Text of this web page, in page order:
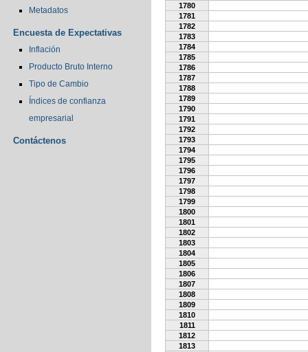
Metadatos
Encuesta de Expectativas
Inflación
Producto Bruto Interno
Tipo de Cambio
Índices de confianza
empresarial
Contáctenos
1780
1781
1782
1783
1784
1785
1786
1787
1788
1789
1790
1791
1792
1793
1794
1795
1796
1797
1798
1799
1800
1801
1802
1803
1804
1805
1806
1807
1808
1809
1810
1811
1812
1813